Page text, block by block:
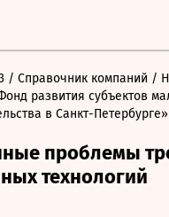
/ Справочник компаний /
развития субъектов
в Санкт-Петербурге»
проблемы
технологий